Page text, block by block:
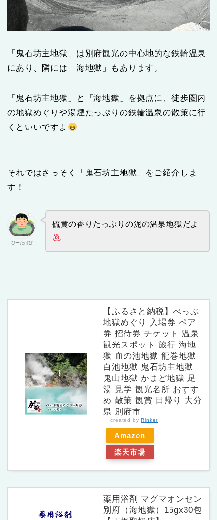
「鬼石坊主地獄」は別府観光の中心地的な鉄輪温泉
にあり、隣には「海地獄」もあります。
「鬼石坊主地獄」と「海地獄」を拠点に、徒歩圏内
の地獄めぐりや湯煙たっぷりの鉄輪温泉の散策に行
くといいですよ
それではさっそく「鬼石坊主地獄」をご紹介しま
す！
ひーたぱぱ
硫黄の香りたっぷりの泥の温泉地獄だよ
【ふるさと納税】べっぷ
地獄めぐり 入場券 ペア
券 招待券 チケット 温泉
観光スポット 旅行 海地
獄 血の池地獄 龍巻地獄
白池地獄 鬼石坊主地獄
鬼山地獄 かまど地獄 足
湯 見学 観光名所 おすす
め 散策 観賞 日帰り 大分
県 別府市
created by Rinker
Amazon
楽天市場
薬用浴剤 マグマオンセン
別府（海地獄）15gx30包